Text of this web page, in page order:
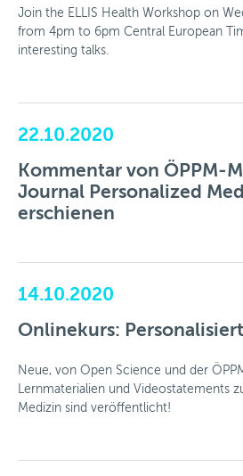
Join the ELLIS Health Workshop on
from 4pm to 6pm Central European
interesting talks.
22.10.2020
Kommentar von ÖPPM-
Journal Personalized
erschienen
14.10.2020
Onlinekurs:
Neue, von Open Science und der
Lernmaterialien und Videostatements
Medizin sind veröffentlicht!